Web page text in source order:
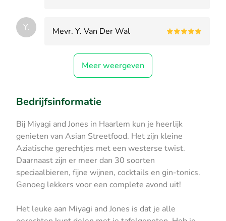
Y. Mevr. Y. Van Der Wal
Meer weergeven
Bedrijfsinformatie
Bij Miyagi and Jones in Haarlem kun je heerlijk
genieten van Asian Streetfood. Het zijn kleine
Aziatische gerechtjes met een westerse twist.
Daarnaast zijn er meer dan 30 soorten
speciaalbieren, fijne wijnen, cocktails en gin-tonics.
Genoeg lekkers voor een complete avond uit!
Het leuke aan Miyagi and Jones is dat je alle